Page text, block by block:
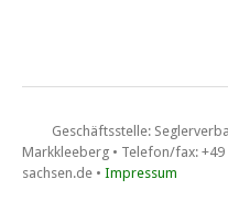
Berzi-Clubregatta • 13. – 14.
Geschäftsstelle:
Markkleeberg • Telefon/fax: +49
sachsen.de • Impressum